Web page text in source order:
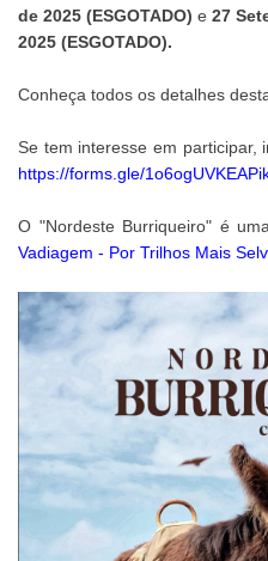
de 2025 (ESGOTADO) e 27
2025 (ESGOTADO).
Conheça todos os detalhes
Se tem interesse em participar,
https://forms.gle/
O "Nordeste Burriqueiro" é
Vadiagem - Por Trilhos Mais